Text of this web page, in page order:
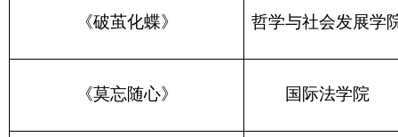
《破茧化蝶》 哲学与社会发展学
《莫忘随心》 国际法学院